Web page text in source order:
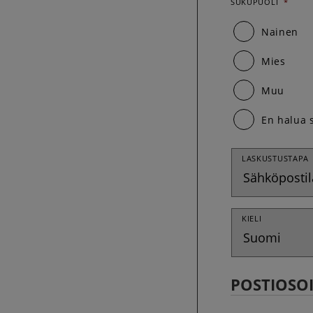
Nainen
Mies
Muu
En halua
LASKUSTUSTAPA
KIELI